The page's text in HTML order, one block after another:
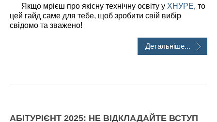
Якщо мрієш про якісну технічну освіту у ХНУРЕ, то
цей гайд саме для тебе, щоб зробити свій вибір
свідомо та зважено!
Детальніше...
АБІТУРІЄНТ 2025: НЕ ВІДКЛАДАЙТЕ ВСТУП